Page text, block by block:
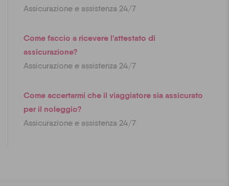
Assicurazione e assistenza 24/7
Come faccio a ricevere l'attestato di
assicurazione?
Assicurazione e assistenza 24/7
Come accertarmi che il viaggiatore sia assicurato
per il noleggio?
Assicurazione e assistenza 24/7